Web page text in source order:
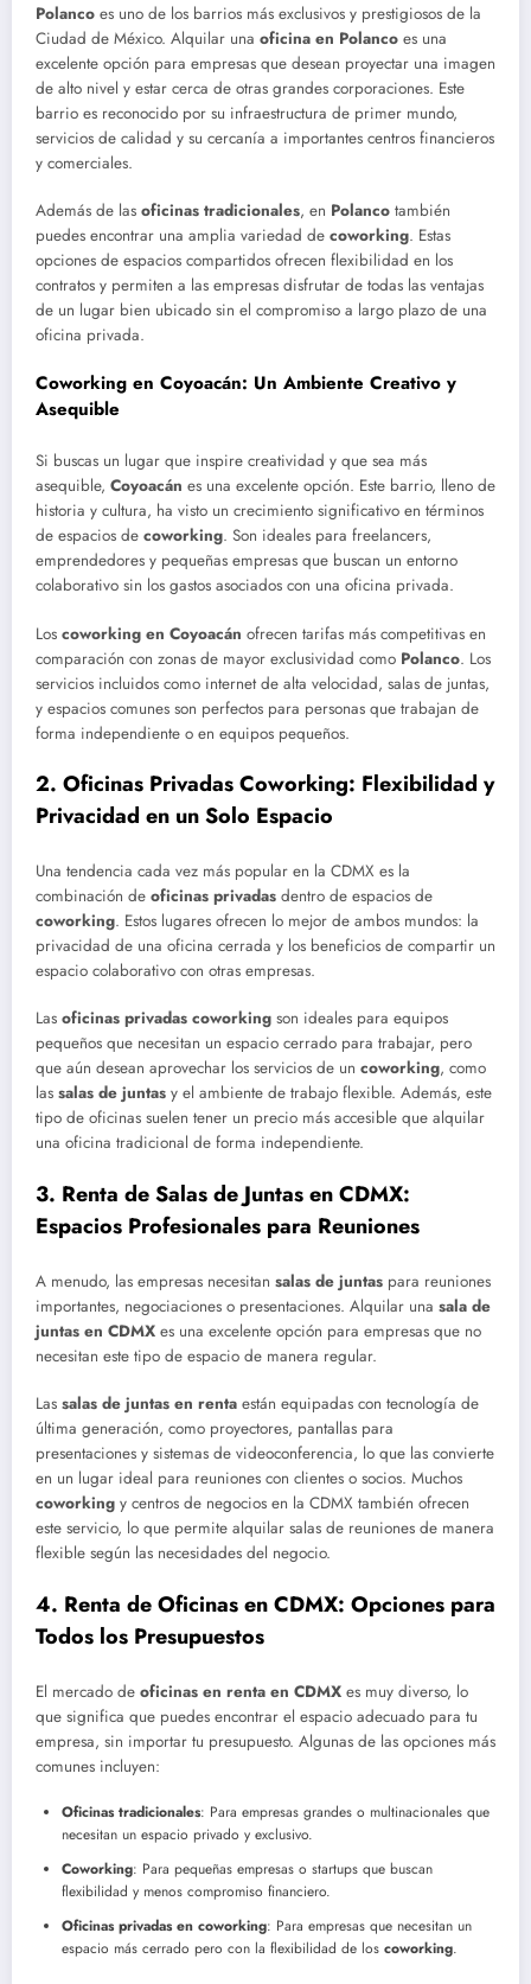
Polanco es uno de los barrios más exclusivos y prestigiosos de la
Ciudad de México. Alquilar una oficina en Polanco es una
excelente opción para empresas que desean proyectar una imagen
de alto nivel y estar cerca de otras grandes corporaciones. Este
barrio es reconocido por su infraestructura de primer mundo,
servicios de calidad y su cercanía a importantes centros financieros
y comerciales.
Además de las oficinas tradicionales, en Polanco también
puedes encontrar una amplia variedad de coworking. Estas
opciones de espacios compartidos ofrecen flexibilidad en los
contratos y permiten a las empresas disfrutar de todas las ventajas
de un lugar bien ubicado sin el compromiso a largo plazo de una
oficina privada.
Coworking en Coyoacán: Un Ambiente Creativo y
Asequible
Si buscas un lugar que inspire creatividad y que sea más
asequible, Coyoacán es una excelente opción. Este barrio, lleno de
historia y cultura, ha visto un crecimiento significativo en términos
de espacios de coworking. Son ideales para freelancers,
emprendedores y pequeñas empresas que buscan un entorno
colaborativo sin los gastos asociados con una oficina privada.
Los coworking en Coyoacán ofrecen tarifas más competitivas en
comparación con zonas de mayor exclusividad como Polanco. Los
servicios incluidos como internet de alta velocidad, salas de juntas,
y espacios comunes son perfectos para personas que trabajan de
forma independiente o en equipos pequeños.
2. Oficinas Privadas Coworking: Flexibilidad y
Privacidad en un Solo Espacio
Una tendencia cada vez más popular en la CDMX es la
combinación de oficinas privadas dentro de espacios de
coworking. Estos lugares ofrecen lo mejor de ambos mundos: la
privacidad de una oficina cerrada y los beneficios de compartir un
espacio colaborativo con otras empresas.
Las oficinas privadas coworking son ideales para equipos
pequeños que necesitan un espacio cerrado para trabajar, pero
que aún desean aprovechar los servicios de un coworking, como
las salas de juntas y el ambiente de trabajo flexible. Además, este
tipo de oficinas suelen tener un precio más accesible que alquilar
una oficina tradicional de forma independiente.
3. Renta de Salas de Juntas en CDMX:
Espacios Profesionales para Reuniones
A menudo, las empresas necesitan salas de juntas para reuniones
importantes, negociaciones o presentaciones. Alquilar una sala de
juntas en CDMX es una excelente opción para empresas que no
necesitan este tipo de espacio de manera regular.
Las salas de juntas en renta están equipadas con tecnología de
última generación, como proyectores, pantallas para
presentaciones y sistemas de videoconferencia, lo que las convierte
en un lugar ideal para reuniones con clientes o socios. Muchos
coworking y centros de negocios en la CDMX también ofrecen
este servicio, lo que permite alquilar salas de reuniones de manera
flexible según las necesidades del negocio.
4. Renta de Oficinas en CDMX: Opciones para
Todos los Presupuestos
El mercado de oficinas en renta en CDMX es muy diverso, lo
que significa que puedes encontrar el espacio adecuado para tu
empresa, sin importar tu presupuesto. Algunas de las opciones más
comunes incluyen:
Oficinas tradicionales: Para empresas grandes o multinacionales que
necesitan un espacio privado y exclusivo.
Coworking: Para pequeñas empresas o startups que buscan
flexibilidad y menos compromiso financiero.
Oficinas privadas en coworking: Para empresas que necesitan un
espacio más cerrado pero con la flexibilidad de los coworking.